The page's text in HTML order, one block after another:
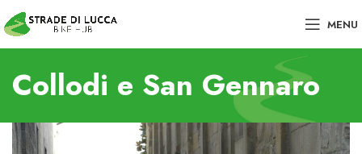
MENU
Collodi e San Gennaro